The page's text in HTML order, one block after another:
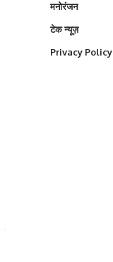
मनोरंजन
टेक न्यूज़
Privacy Policy